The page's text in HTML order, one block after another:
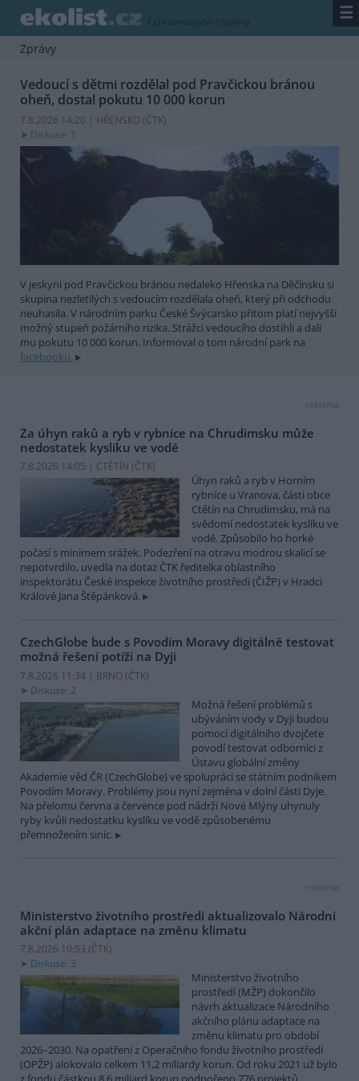
/ zpravodajství / zprávy ☰
Zprávy
Vedoucí s dětmi rozdělal pod Pravčickou bránou
oheň, dostal pokutu 10 000 korun
7.8.2026 14:20 | HŘENSKO (ČTK)
Diskuse: 1
V jeskyni pod Pravčickou bránou nedaleko Hřenska na Děčínsku si
skupina nezletilých s vedoucím rozdělala oheň, který při odchodu
neuhasila. V národním parku České Švýcarsko přitom platí nejvyšší
možný stupeň požárního rizika. Strážci vedoucího dostihli a dali
mu pokutu 10 000 korun. Informoval o tom národní park na
facebooku.
reklama
Za úhyn raků a ryb v rybníce na Chrudimsku může
nedostatek kyslíku ve vodě
7.8.2026 14:05 | CTĚTÍN (ČTK)
Úhyn raků a ryb v Horním
rybníce u Vranova, části obce
Ctětín na Chrudimsku, má na
svědomí nedostatek kyslíku ve
vodě. Způsobilo ho horké
počasí s minimem srážek. Podezření na otravu modrou skalicí se
nepotvrdilo, uvedla na dotaz ČTK ředitelka oblastního
inspektorátu České inspekce životního prostředí (ČIŽP) v Hradci
Králové Jana Štěpánková.
CzechGlobe bude s Povodím Moravy digitálně testovat
možná řešení potíží na Dyji
7.8.2026 11:34 | BRNO (ČTK)
Diskuse: 2
Možná řešení problémů s
ubýváním vody v Dyji budou
pomocí digitálního dvojčete
povodí testovat odborníci z
Ústavu globální změny
Akademie věd ČR (CzechGlobe) ve spolupráci se státním podnikem
Povodím Moravy. Problémy jsou nyní zejména v dolní části Dyje.
Na přelomu června a července pod nádrží Nové Mlýny uhynuly
ryby kvůli nedostatku kyslíku ve vodě způsobenému
přemnožením sinic.
reklama
Ministerstvo životního prostředí aktualizovalo Národní
akční plán adaptace na změnu klimatu
7.8.2026 10:53 (ČTK)
Diskuse: 3
Ministerstvo životního
prostředí (MŽP) dokončilo
návrh aktualizace Národního
akčního plánu adaptace na
změnu klimatu pro období
2026–2030. Na opatření z Operačního fondu životního prostředí
(OPŽP) alokovalo celkem 11,2 miliardy korun. Od roku 2021 už bylo